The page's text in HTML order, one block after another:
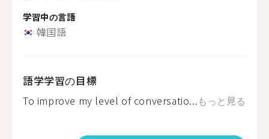
学習中の言語
韓国語
語学学習の目標
To improve my level of conversatio...もっと見る